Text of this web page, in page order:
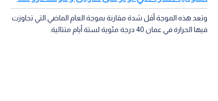
وتعد هذه الموجة أقل شدة مقارنة بموجة العام الماضي التي تجاوزت
فيها الحرارة في عمان 40 درجة مئوية لستة أيام متتالية.